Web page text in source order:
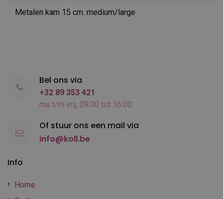
Metalen kam 15 cm. medium/large
Info
Home
Bel ons via
+32 89 353 421
ma t/m vrij, 09:00 tot 16:00
Of stuur ons een mail via
info@koll.be